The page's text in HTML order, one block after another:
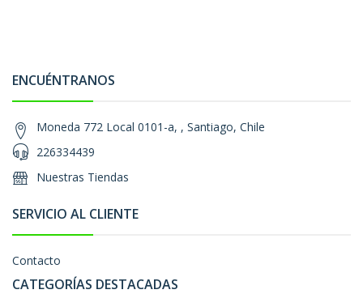
ENCUÉNTRANOS
Moneda 772 Local 0101-a, , Santiago, Chile
226334439
Nuestras Tiendas
SERVICIO AL CLIENTE
Contacto
CATEGORÍAS DESTACADAS